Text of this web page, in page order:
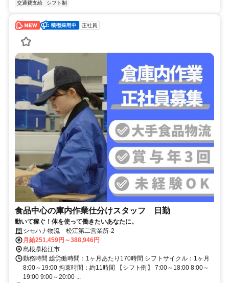
交通費支給 シフト制
正社員
食品中心の庫内作業仕分けスタッフ 日勤
動いて稼ぐ！体を使って働きたいあなたに。
シモハナ物流 松江第二営業所-2
月給251,459円～388,946円
島根県松江市
勤務時間 総労働時間：1ヶ月あたり170時間 シフトサイクル：1ヶ月
8:00～19:00 拘束時間：約11時間 【シフト例】 7:00～18:00 8:00～
19:00 9:00～20:00 ...